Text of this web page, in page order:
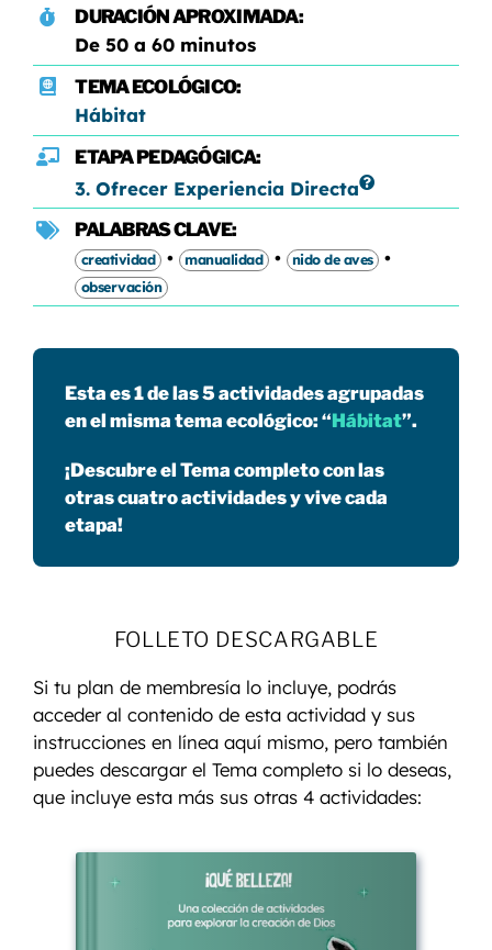
DURACIÓN APROXIMADA:
De 50 a 60 minutos
TEMA ECOLÓGICO:
Hábitat
ETAPA PEDAGÓGICA:
3. Ofrecer Experiencia Directa
PALABRAS CLAVE:
creatividad • manualidad • nido de aves •
observación
Esta es 1 de las 5 actividades agrupadas
en el misma tema ecológico: “Hábitat”.
¡Descubre el Tema completo con las
otras cuatro actividades y vive cada
etapa!
FOLLETO DESCARGABLE
Si tu plan de membresía lo incluye, podrás
acceder al contenido de esta actividad y sus
instrucciones en línea aquí mismo, pero también
puedes descargar el Tema completo si lo deseas,
que incluye esta más sus otras 4 actividades: